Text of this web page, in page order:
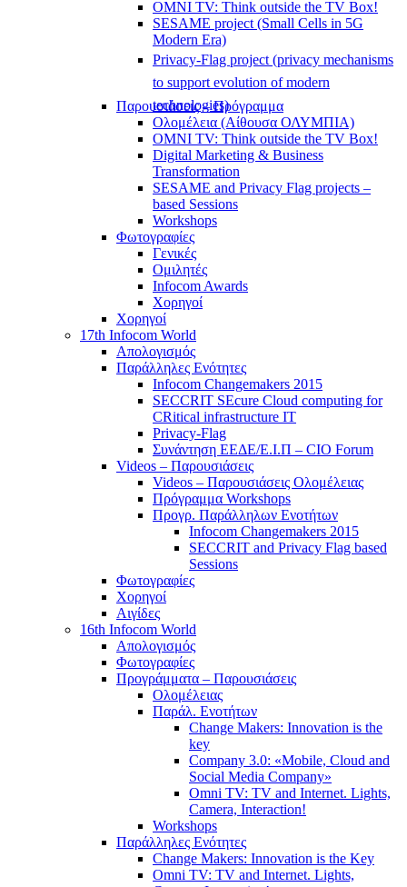
OMNI TV: Think outside the TV Box!
SESAME project (Small Cells in 5G
Modern Era)
Privacy-Flag project (privacy mechanisms
to support evolution of modern
technologies)
Παρουσιάσεις – Πρόγραμμα
Ολομέλεια (Αίθουσα ΟΛΥΜΠΙΑ)
OMNI TV: Think outside the TV Box!
Digital Marketing & Business
Transformation
SESAME and Privacy Flag projects –
based Sessions
Workshops
Φωτογραφίες
Γενικές
Ομιλητές
Infocom Awards
Χορηγοί
Χορηγοί
17th Infocom World
Απολογισμός
Παράλληλες Ενότητες
Infocom Changemakers 2015
SECCRIT SEcure Cloud computing for
CRitical infrastructure IT
Privacy-Flag
Συνάντηση ΕΕΔΕ/Ε.Ι.Π – CIO Forum
Videos – Παρουσιάσεις
Videos – Παρουσιάσεις Ολομέλειας
Πρόγραμμα Workshops
Προγρ. Παράλληλων Ενοτήτων
Infocom Changemakers 2015
SECCRIT and Privacy Flag based
Sessions
Φωτογραφίες
Χορηγοί
Αιγίδες
16th Infocom World
Απολογισμός
Φωτογραφίες
Προγράμματα – Παρουσιάσεις
Ολομέλειας
Παράλ. Ενοτήτων
Change Makers: Innovation is the
key
Company 3.0: «Mobile, Cloud and
Social Media Company»
Omni TV: TV and Internet. Lights,
Camera, Interaction!
Workshops
Παράλληλες Ενότητες
Change Makers: Innovation is the Key
Omni TV: TV and Internet. Lights,